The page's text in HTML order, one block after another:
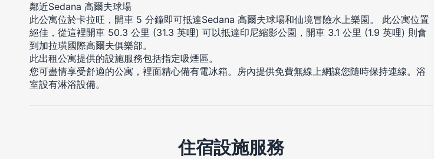
鄰近Sedana 高爾夫球場
此公寓位於卡拉旺，開車 5 分鐘即可抵達Sedana 高爾夫球場和仙境冒險水上樂園。 此公寓位置
絕佳，從這裡開車 50.3 公里 (31.3 英哩) 可以抵達印尼縮影公園，開車 3.1 公里 (1.9 英哩) 則會
到加拉璜國際高爾夫俱樂部。
此出租公寓提供的設施服務包括指定吸煙區。
您可盡情享受舒適的公寓，裡面精心備有電冰箱。房內提供免費無線上網讓您隨時保持連線。浴
室設有淋浴設備。
住宿設施服務